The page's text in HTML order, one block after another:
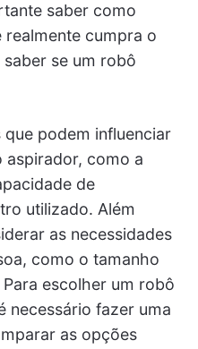
saber como
cumpra o
se um robô
podem influenciar
aspirador, como a
de
utilizado. Além
as necessidades
como o tamanho
escolher um robô
necessário fazer uma
as opções